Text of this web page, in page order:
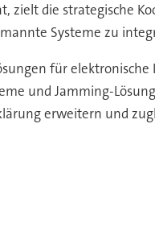
zielt die strategische
Systeme zu
für
und Jamming-
erweitern und